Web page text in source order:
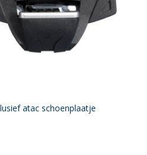
atac schoenplaatje